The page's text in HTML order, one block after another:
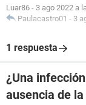
Luar86 - 3 ago 2022 a
Paulacastro01 - 3
1 respuesta
¿Una
ausencia de